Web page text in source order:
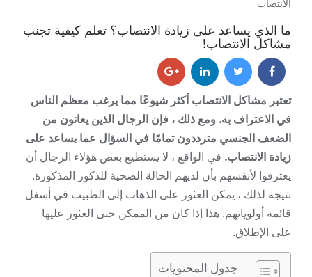
الانتصاب
ما الذي يساعد على زيادة الانتصاب؟ تعلم كيفية تجنب
مشاكل الانتصاب!
تعتبر مشاكل الانتصاب أكثر شيوعًا مما يرغب معظم الناس
في الاعتراف به. ومع ذلك ، فإن الرجال الذين يعانون من
الضعف الجنسي مترددون تمامًا في السؤال عما يساعد على
زيادة الانتصاب. في الواقع ، لا يستطيع بعض هؤلاء الرجال أن
يعترفوا لأنفسهم بأن لديهم الحالة الصحية للذكور المذكورة.
نتيجة لذلك ، يمكن العثور على الذهاب إلى الطبيب في أسفل
قائمة أولوياتهم. هذا إذا كان من الممكن حتى العثور عليها
على الإطلاق.
جدول المحتويات